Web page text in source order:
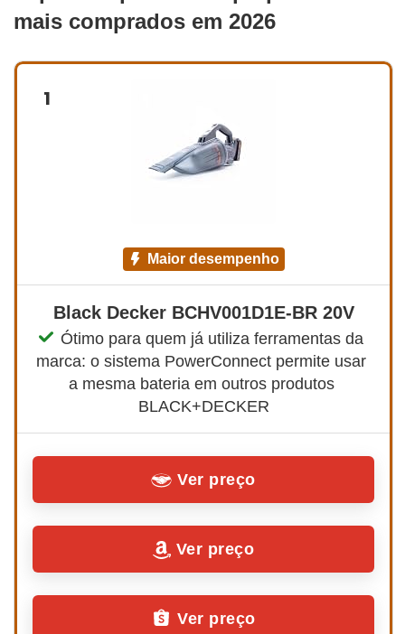
mais comprados em 2026
1
maior desempenho
Black Decker BCHV001D1E-BR 20V
Ótimo para quem já utiliza ferramentas da
marca: o sistema PowerConnect permite usar
a mesma bateria em outros produtos
BLACK+DECKER
Ver preço
Ver preço
Ver preço